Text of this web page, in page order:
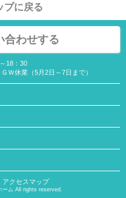
プに戻る
合わせする
18：30
Ｗ休業（5月2日～7日まで）
アクセスマップ
ーム All rights reserved.